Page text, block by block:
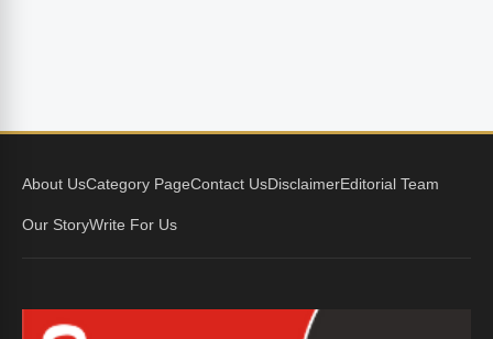
About UsCategory PageContact UsDisclaimerEditorial Team
Our StoryWrite For Us